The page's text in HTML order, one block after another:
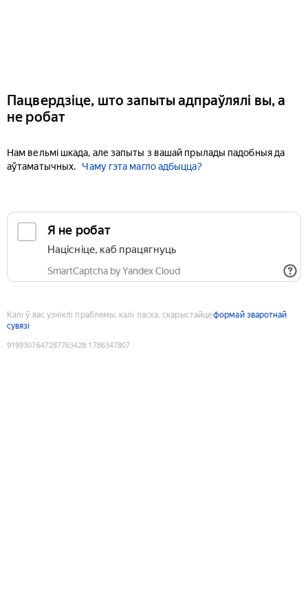
Пацвердзіце, што запыты адпраўлялі вы, а
не робат
Нам вельмі шкада, але запыты з вашай прылады падобныя да
аўтаматычных.
Чаму гэта магло адбыцца?
Я не робат
Націсніце, каб працягнуць
SmartCaptcha by Yandex Cloud
Калі ў вас узніклі праблемы, калі ласка, скарыстайцеформай зваротнай
сувязі
9199307647287763428:1786347807